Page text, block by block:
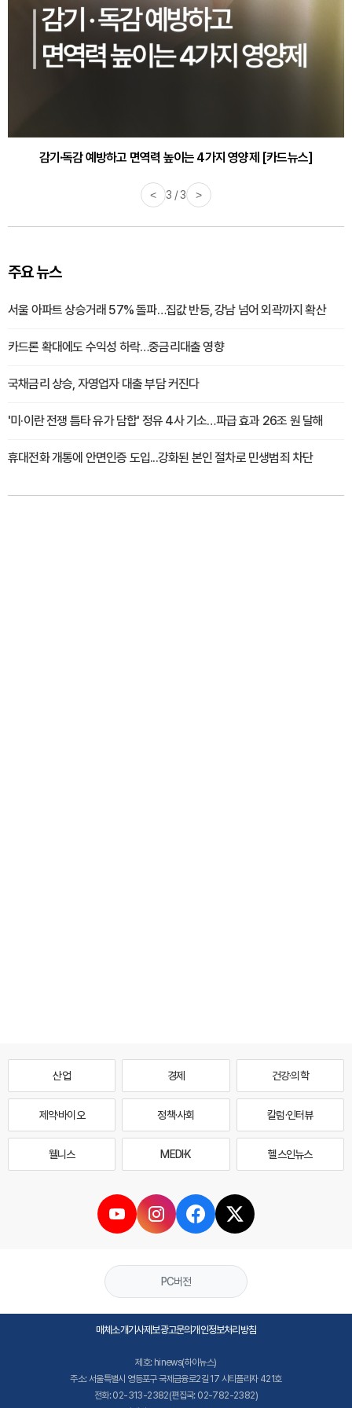
감기·독감 예방하고 면역력 높이는 4가지 영양제 [카드뉴스]
< 3 / 3 >
주요 뉴스
서울 아파트 상승거래 57% 돌파…집값 반등, 강남 넘어 외곽까지 확산
카드론 확대에도 수익성 하락…중금리대출 영향
국채금리 상승, 자영업자 대출 부담 커진다
'미·이란 전쟁 틈타 유가 담합' 정유 4사 기소…파급 효과 26조 원 달해
휴대전화 개통에 안면인증 도입...강화된 본인 절차로 민생범죄 차단
산업 경제 건강·의학
제약·바이오 정책·사회 칼럼·인터뷰
웰니스 MEDI·K 헬스인뉴스
PC버전
매체소개기사제보광고문의개인정보처리방침
제호: hinews(하이뉴스)
주소: 서울특별시 영등포구 국제금융로2길 17 시티플라자 421호
전화: 02-313-2382(편집국: 02-782-2382)